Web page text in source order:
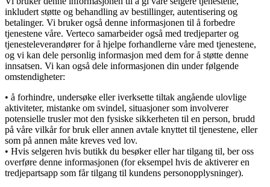
inkludert støtte og behandling av bestillinger, autentisering og
betalinger. Vi bruker også denne informasjonen til å forbedre
tjenestene våre. Verteco samarbeider også med tredjeparter og
tjenesteleverandører for å hjelpe forhandlerne våre med tjenestene,
og vi kan dele personlig informasjon med dem for å støtte denne
innsatsen. Vi kan også dele informasjonen din under følgende
omstendigheter:
• å forhindre, undersøke eller iverksette tiltak angående ulovlige
aktiviteter, mistanke om svindel, situasjoner som involverer
potensielle trusler mot den fysiske sikkerheten til en person, brudd
på våre vilkår for bruk eller annen avtale knyttet til tjenestene, eller
som på annen måte kreves ved lov.
• Hvis selgeren hvis butikk du besøker eller har tilgang til, ber oss
overføre denne informasjonen (for eksempel hvis de aktiverer en
tredjepartsapp som får tilgang til kundens personopplysninger).